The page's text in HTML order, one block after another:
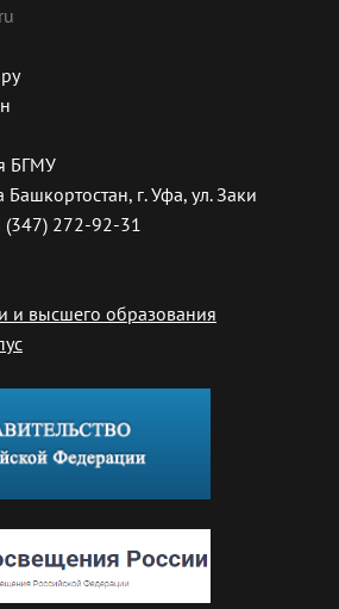
БГМУ
г. Уфа, ул. Заки
(347) 272-92-31
и высшего образования